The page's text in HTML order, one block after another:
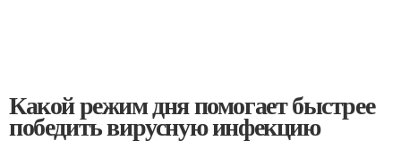
Какой режим дня помогает быстрее
победить вирусную инфекцию